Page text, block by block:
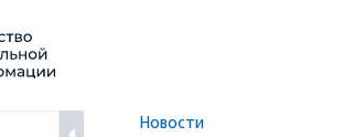
Новости